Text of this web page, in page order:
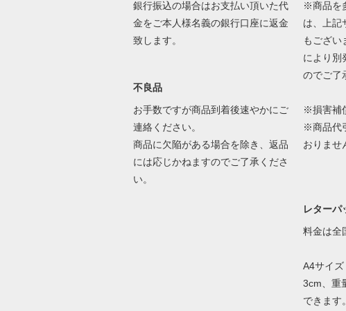
銀行振込の場合はお支払い頂いた代
金をご本人様名義の銀行口座に返金
致します。
不良品
お手数ですが商品到着後速やかにご
連絡ください。
商品に欠陥がある場合を除き、返品
には応じかねますのでご了承くださ
い。
※商品を
は、上記
もござい
により別
のでご了
※損害補
※商品代
おりませ
レターパ
料金は全
A4サイ
3cm、重
できます